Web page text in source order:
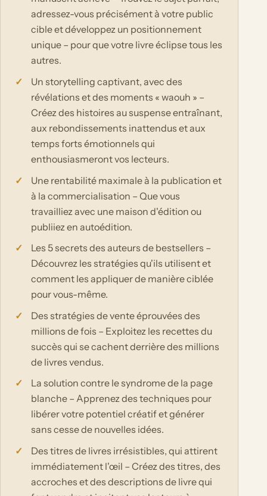
adressez-vous précisément à votre public
cible et développez un positionnement
unique – pour que votre livre éclipse tous les
autres.
Un storytelling captivant, avec des
révélations et des moments « waouh » –
Créez des histoires au suspense entraînant,
aux rebondissements inattendus et aux
temps forts émotionnels qui
enthousiasmeront vos lecteurs.
Une rentabilité maximale à la publication et
à la commercialisation – Que vous
travailliez avec une maison d'édition ou
publiiez en autoédition.
Les 5 secrets des auteurs de bestsellers –
Découvrez les stratégies qu'ils utilisent et
comment les appliquer de manière ciblée
pour vous-même.
Des stratégies de vente éprouvées des
millions de fois – Exploitez les recettes du
succès qui se cachent derrière des millions
de livres vendus.
La solution contre le syndrome de la page
blanche – Apprenez des techniques pour
libérer votre potentiel créatif et générer
sans cesse de nouvelles idées.
Des titres de livres irrésistibles, qui attirent
immédiatement l'œil – Créez des titres, des
accroches et des descriptions de livre qui